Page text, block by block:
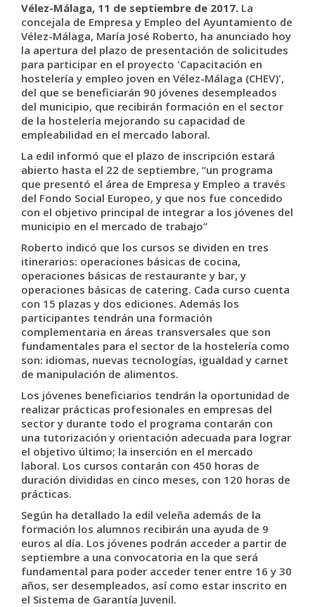
Vélez-Málaga, 11 de septiembre de 2017. La
concejala de Empresa y Empleo del Ayuntamiento de
Vélez-Málaga, María José Roberto, ha anunciado hoy
la apertura del plazo de presentación de solicitudes
para participar en el proyecto 'Capacitación en
hostelería y empleo joven en Vélez-Málaga (CHEV)',
del que se beneficiarán 90 jóvenes desempleados
del municipio, que recibirán formación en el sector
de la hostelería mejorando su capacidad de
empleabilidad en el mercado laboral.
La edil informó que el plazo de inscripción estará
abierto hasta el 22 de septiembre, “un programa
que presentó el área de Empresa y Empleo a través
del Fondo Social Europeo, y que nos fue concedido
con el objetivo principal de integrar a los jóvenes del
municipio en el mercado de trabajo”
Roberto indicó que los cursos se dividen en tres
itinerarios: operaciones básicas de cocina,
operaciones básicas de restaurante y bar, y
operaciones básicas de catering. Cada curso cuenta
con 15 plazas y dos ediciones. Además los
participantes tendrán una formación
complementaria en áreas transversales que son
fundamentales para el sector de la hostelería como
son: idiomas, nuevas tecnologías, igualdad y carnet
de manipulación de alimentos.
Los jóvenes beneficiarios tendrán la oportunidad de
realizar prácticas profesionales en empresas del
sector y durante todo el programa contarán con
una tutorización y orientación adecuada para lograr
el objetivo último; la inserción en el mercado
laboral. Los cursos contarán con 450 horas de
duración divididas en cinco meses, con 120 horas de
prácticas.
Según ha detallado la edil veleña además de la
formación los alumnos recibirán una ayuda de 9
euros al día. Los jóvenes podrán acceder a partir de
septiembre a una convocatoria en la que será
fundamental para poder acceder tener entre 16 y 30
años, ser desempleados, así como estar inscrito en
el Sistema de Garantía Juvenil.